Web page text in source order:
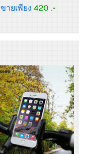
ขายเพียง 420 .-